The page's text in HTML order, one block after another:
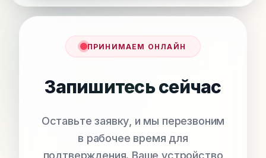
ПРИНИМАЕМ ОНЛАЙН
Запишитесь сейчас
Оставьте заявку, и мы перезвоним
в рабочее время для
подтверждения. Ваше устройство